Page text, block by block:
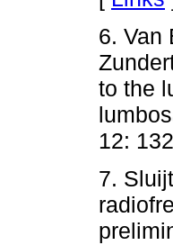
6. Van
to the
12:
7.